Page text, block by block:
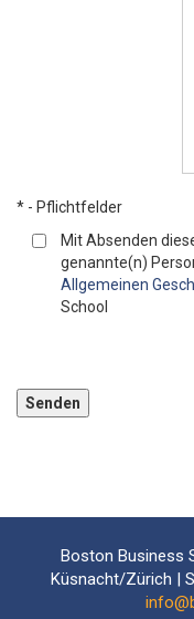
* - Pflichtfelder
Mit Absenden
genannte(n)
Allgemeinen
School
Boston Business
Küsnacht/Zürich |